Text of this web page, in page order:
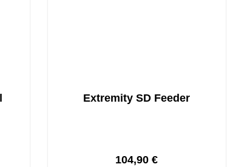
Extremity SD Feeder
Regulärer Preis:
104,90 €